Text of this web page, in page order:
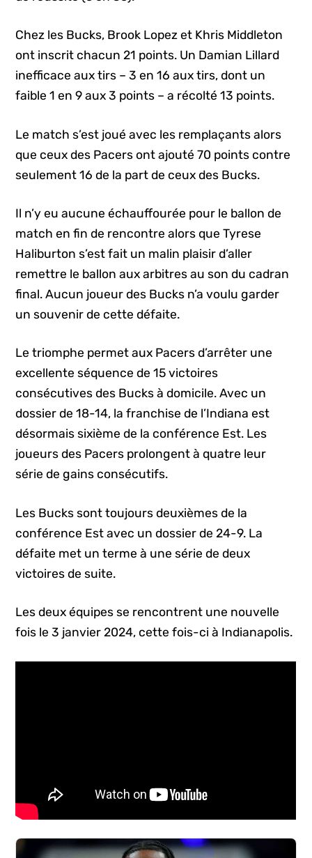
Chez les Bucks, Brook Lopez et Khris Middleton
ont inscrit chacun 21 points. Un Damian Lillard
inefficace aux tirs – 3 en 16 aux tirs, dont un
faible 1 en 9 aux 3 points – a récolté 13 points.
Le match s’est joué avec les remplaçants alors
que ceux des Pacers ont ajouté 70 points contre
seulement 16 de la part de ceux des Bucks.
Il n’y eu aucune échauffourée pour le ballon de
match en fin de rencontre alors que Tyrese
Haliburton s’est fait un malin plaisir d’aller
remettre le ballon aux arbitres au son du cadran
final. Aucun joueur des Bucks n’a voulu garder
un souvenir de cette défaite.
Le triomphe permet aux Pacers d’arrêter une
excellente séquence de 15 victoires
consécutives des Bucks à domicile. Avec un
dossier de 18-14, la franchise de l’Indiana est
désormais sixième de la conférence Est. Les
joueurs des Pacers prolongent à quatre leur
série de gains consécutifs.
Les Bucks sont toujours deuxièmes de la
conférence Est avec un dossier de 24-9. La
défaite met un terme à une série de deux
victoires de suite.
Les deux équipes se rencontrent une nouvelle
fois le 3 janvier 2024, cette fois-ci à Indianapolis.